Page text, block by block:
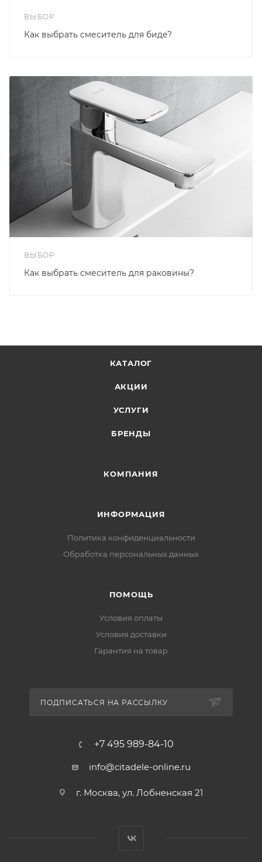
ВЫБОР
Как выбрать смеситель для биде?
ВЫБОР
Как выбрать смеситель для раковины?
КАТАЛОГ
АКЦИИ
УСЛУГИ
БРЕНДЫ
КОМПАНИЯ
ИНФОРМАЦИЯ
Политика конфиденциальности
Обработка персональных данных
ПОМОЩЬ
Условия оплаты
Условия доставки
Гарантия на товар
ПОДПИСАТЬСЯ НА РАССЫЛКУ
+7 495 989-84-10
info@citadele-online.ru
г. Москва, ул. Лобненская 21